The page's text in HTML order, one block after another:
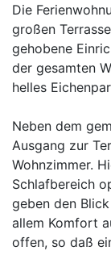
Die
großen
gehobene
der gesamten
helles
Neben dem
Ausgang zur
Wohnzimmer.
Schlafbereich
geben den
allem Komfort
offen, so daß